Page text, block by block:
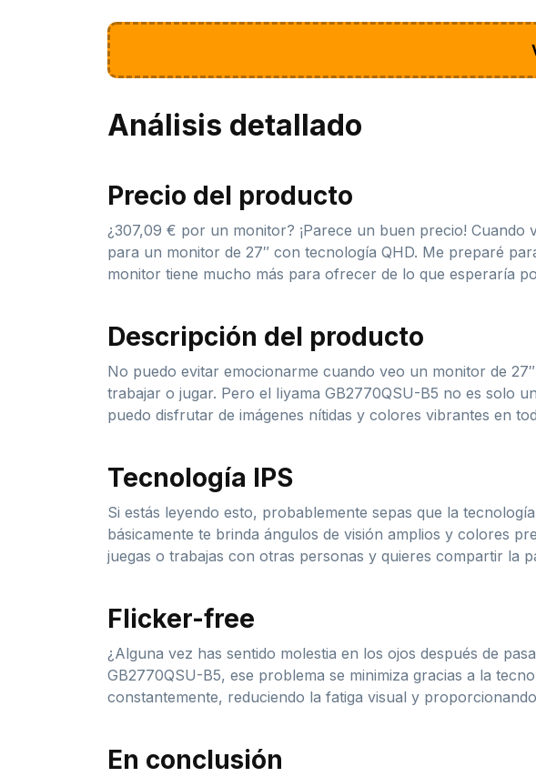
Análisis detallado
Precio del producto
¿307,09 € por un monitor? ¡Parece un buen precio!
para un monitor de 27″ con tecnología QHD. Me preparé
monitor tiene mucho más para ofrecer de lo que esperaría
Descripción del producto
No puedo evitar emocionarme cuando veo un monitor de
trabajar o jugar. Pero el Iiyama GB2770QSU-B5 no es solo
puedo disfrutar de imágenes nítidas y colores vibrantes en
Tecnología IPS
Si estás leyendo esto, probablemente sepas que la
básicamente te brinda ángulos de visión amplios y colores
juegas o trabajas con otras personas y quieres compartir la
Flicker-free
¿Alguna vez has sentido molestia en los ojos después de
GB2770QSU-B5, ese problema se minimiza gracias a la
constantemente, reduciendo la fatiga visual y
En conclusión